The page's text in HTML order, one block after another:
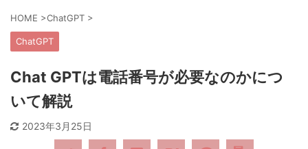
HOME >ChatGPT >
ChatGPT
Chat GPTは電話番号が必要なのかにつ
いて解説
2023年3月25日